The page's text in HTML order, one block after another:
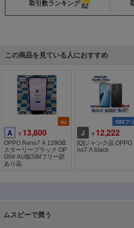
取引数ランキング 82
この商品を見ている人におすすめ
au
A ￥13,800
OPPO Reno7 A 128GB
スターリーブラック OP
G04 AU版SIMフリー訳
あり品
SIMフ
J ￥12,222
[Q]ジャンク品 OPPO
no7 A black
ムスビーで買う